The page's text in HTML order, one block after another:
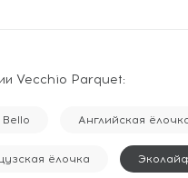
Vecchio Parquet:
Английская
ёлочка